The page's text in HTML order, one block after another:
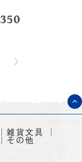
350
雑貨文具
その他